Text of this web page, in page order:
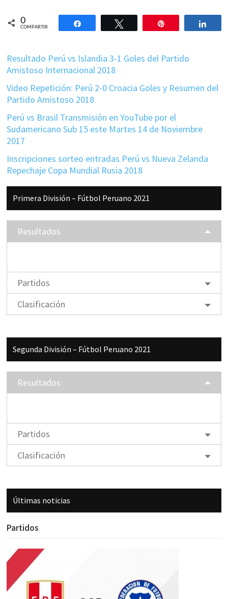
0
COMPARTIR
Compartir
Resultado Perú vs Islandia 3-1 Goles del Partido
Amistoso Internacional 2018
Video Repetición: Perú 2-0 Croacia Goles y Resumen del
Partido Amistoso 2018
Perú vs Brasil Transmisión en YouTube por el
Sudamericano Sub 15 este Martes 14 de Noviembre
2017
Inscripciones sorteo entradas Perú vs Nueva Zelanda
Repechaje Copa Mundial Rusia 2018
Barra
lateral
principal
Primera División – Fútbol Peruano 2021
Resultados
Partidos
Clasificación
Segunda División – Fútbol Peruano 2021
Resultados
Partidos
Clasificación
Últimas noticias
Partidos